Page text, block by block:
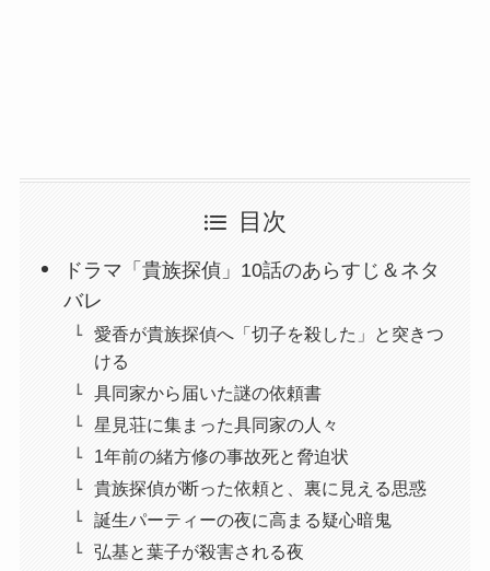
目次
ドラマ「貴族探偵」10話のあらすじ＆ネタ
バレ
愛香が貴族探偵へ「切子を殺した」と突きつ
ける
具同家から届いた謎の依頼書
星見荘に集まった具同家の人々
1年前の緒方修の事故死と脅迫状
貴族探偵が断った依頼と、裏に見える思惑
誕生パーティーの夜に高まる疑心暗鬼
弘基と葉子が殺害される夜